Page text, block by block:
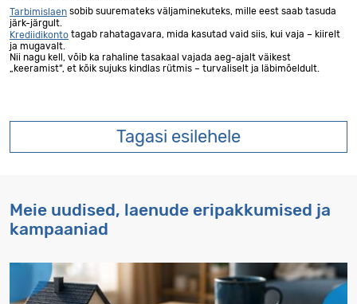
Tarbimislaen sobib suuremateks väljaminekuteks, mille eest saab tasuda
järk-järgult.
Krediidikonto tagab rahatagavara, mida kasutad vaid siis, kui vaja – kiirelt
ja mugavalt.
Nii nagu kell, võib ka rahaline tasakaal vajada aeg-ajalt väikest
„keeramist“, et kõik sujuks kindlas rütmis – turvaliselt ja läbimõeldult.
Tagasi esilehele
Meie uudised, laenude eripakkumised ja
kampaaniad